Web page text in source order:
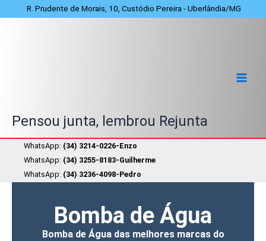
para
R. Prudente de Morais, 10, Custódio Pereira - Uberlândia/MG
Pensou junta, lembrou Rejunta
WhatsApp: (34) 3214-0226-Enzo
WhatsApp: (34) 3255-8183-Guilherme
WhatsApp: (34) 3236-4098-Pedro
Bomba de Água
Bomba de Água das melhores marcas do